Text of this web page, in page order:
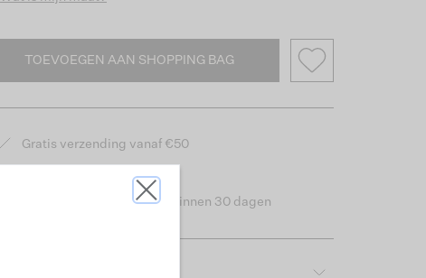
TOEVOEGEN AAN SHOPPING BAG
Gratis verzending vanaf €50
Levertijd 2-3 werkdagen
Gemakkelijk retourneren binnen 30 dagen